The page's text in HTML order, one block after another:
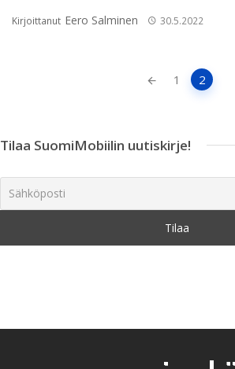
Kirjoittanut Eero Salminen 30.5.2022
1 2
Tilaa SuomiMobiilin uutiskirje!